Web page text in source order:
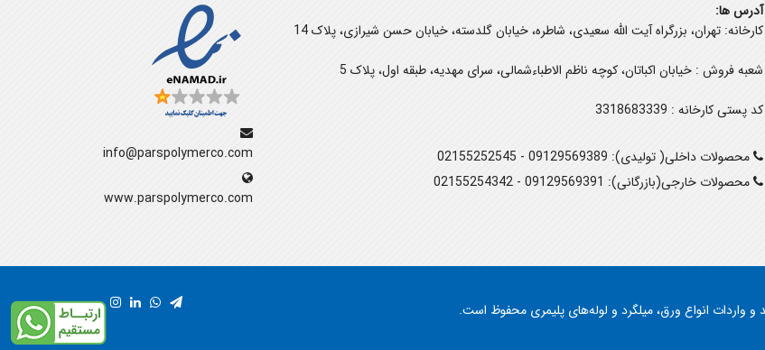
آدرس ها:
کارخانه: تهران، بزرگراه آیت الله سعیدی، شاطره، خیابان گلدسته، خیابان حسن شیرازی، پلاک 14
شعبه فروش : خیابان اکباتان، کوچه ناظم الاطباءشمالی، سرای مهدیه، طبقه اول، پلاک 5
کد پستی کارخانه : 3318683339
محصولات داخلی( تولیدی): 09129569389
-
02155252545
محصولات خارجی(بازرگانی): 09129569391
-
02155254342
info@parspolymerco.com
www.parspolymerco.com